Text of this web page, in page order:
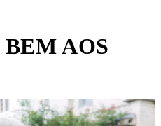
AOS